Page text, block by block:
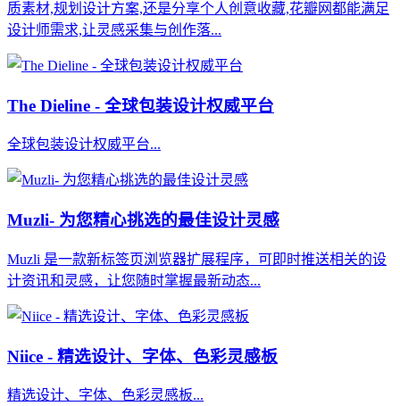
质素材,规划设计方案,还是分享个人创意收藏,花瓣网都能满足
设计师需求,让灵感采集与创作落...
The Dieline - 全球包装设计权威平台
全球包装设计权威平台...
Muzli- 为您精心挑选的最佳设计灵感
Muzli 是一款新标签页浏览器扩展程序，可即时推送相关的设
计资讯和灵感，让您随时掌握最新动态...
Niice - 精选设计、字体、色彩灵感板
精选设计、字体、色彩灵感板...